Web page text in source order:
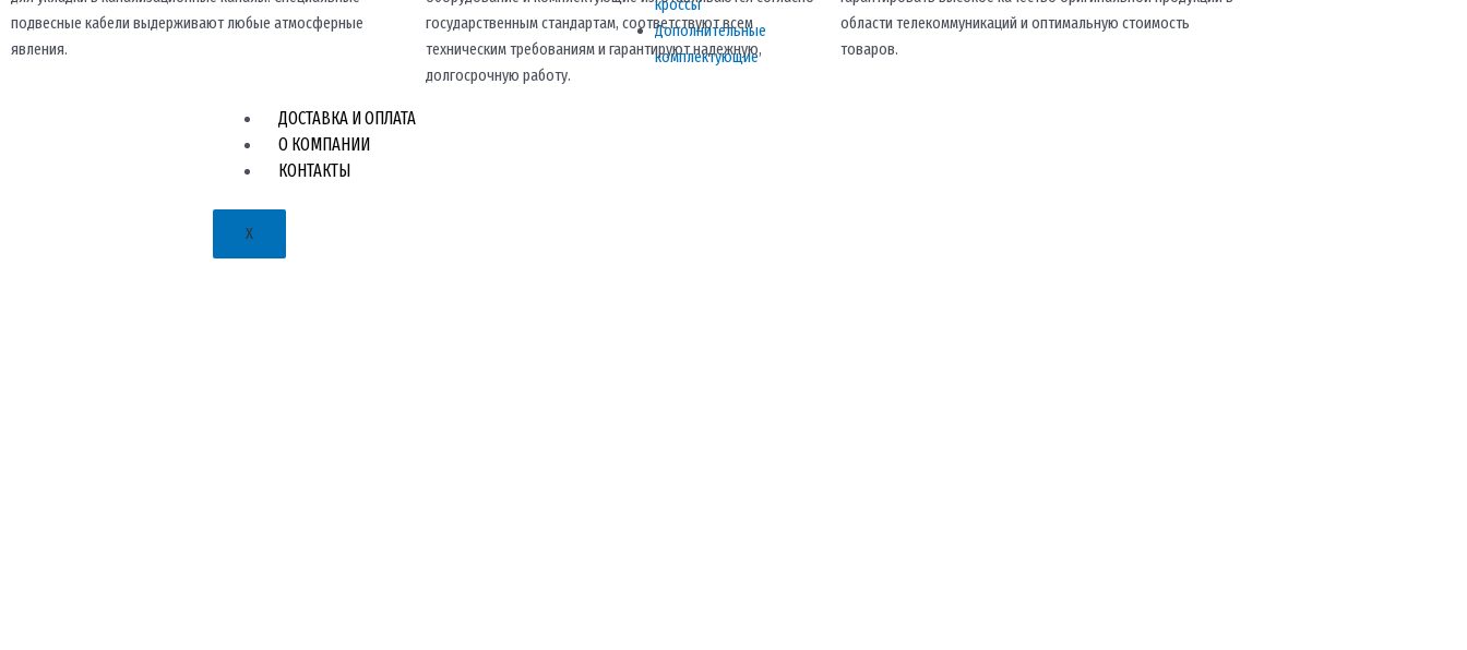
кроссы
Дополнительные
комплектующие
ДОСТАВКА И ОПЛАТА
О КОМПАНИИ
КОНТАКТЫ
X
подвесные кабели выдерживают любые атмосферные
явления.
государственным стандартам, соответствуют всем
техническим требованиям и гарантируют надежную,
долгосрочную работу.
области телекоммуникаций и оптимальную стоимость
товаров.